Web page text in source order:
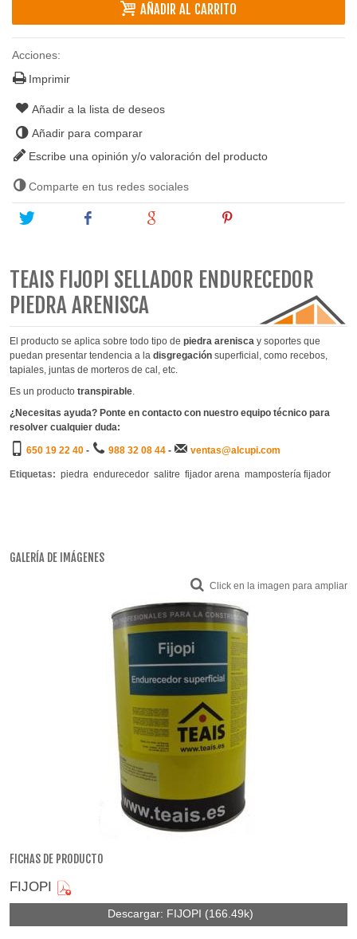
AÑADIR AL CARRITO
Acciones:
Imprimir
Añadir a la lista de deseos
Añadir para comparar
Escribe una opinión y/o valoración del producto
Comparte en tus redes sociales
Tweet
TEAIS FIJOPI SELLADOR ENDURECEDOR
PIEDRA ARENISCA
El producto se aplica sobre todo tipo de piedra arenisca y soportes que
puedan presentar tendencia a la disgregación superficial, como recebos,
tapiales, juntas de morteros de cal, etc.
Es un producto transpirable
¿Necesitas ayuda? Ponte en contacto con nuestro equipo técnico para
resolver cualquier duda:
650 19 22 40 - 988 32 08 44 - ventas@alcupi.com
Etiquetas: piedra endurecedor salitre fijador arena mampostería fijador
GALERÍA DE IMÁGENES
Click en la imagen para ampliar
FICHAS DE PRODUCTO
FIJOPI
Descargar: FIJOPI (166.49k)